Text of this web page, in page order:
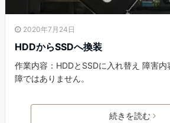
2020年7月24日
HDDからSSDへ換装
作業内容：HDDとSSDに入れ替え 障害
障ではありません。
続きを読む